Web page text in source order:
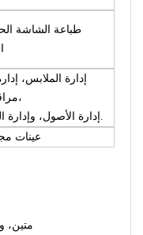
طباعة الشاشة
إدارة الملابس،
مراقبة الأمتعة في المطار،
إدارة الأصول، وإدارة المركبات، وما إلى ذلك.
عينات
2.